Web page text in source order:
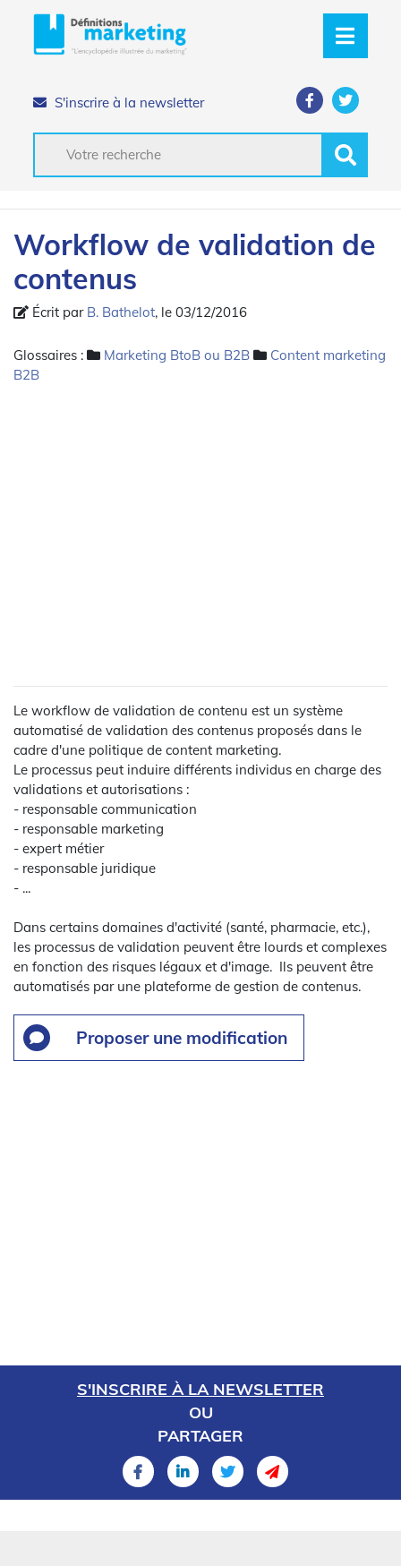
S'inscrire à la newsletter
Workflow de validation de
contenus
Écrit par B. Bathelot, le 03/12/2016
Glossaires : Marketing BtoB ou B2B
Content marketing
B2B
Le workflow de validation de contenu est un système
automatisé de validation des contenus proposés dans le
cadre d'une politique de content marketing.
Le processus peut induire différents individus en charge des
validations et autorisations :
- responsable communication
- responsable marketing
- expert métier
- responsable juridique
- ...
Dans certains domaines d'activité (santé, pharmacie, etc.),
les processus de validation peuvent être lourds et complexes
en fonction des risques légaux et d'image. Ils peuvent être
automatisés par une plateforme de gestion de contenus.
Proposer une modification
S'INSCRIRE À LA NEWSLETTER
OU
PARTAGER